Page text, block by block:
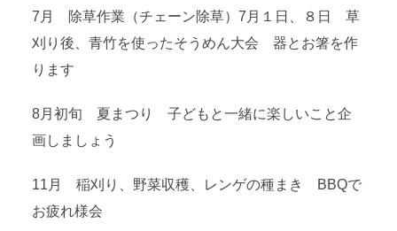
7月 除草作業（チェーン除草）7月１日、８日 草
刈り後、青竹を使ったそうめん大会 器とお箸を作
ります
8月初旬 夏まつり 子どもと一緒に楽しいこと企
画しましょう
11月 稲刈り、野菜収穫、レンゲの種まき BBQで
お疲れ様会